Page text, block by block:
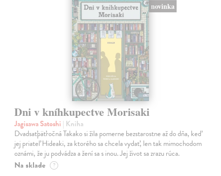
novinka
Dni v kníhkupectve Morisaki
Jagisawa Satoshi | Kniha
Dvadsaťpäťročná Takako si žila pomerne bezstarostne až do dňa, keď
jej priateľ Hideaki, za ktorého sa chcela vydať, len tak mimochodom
oznámi, že ju podvádza a žení sa s inou. Jej život sa zrazu rúca.
Na sklade ?